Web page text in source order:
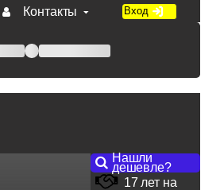
Контакты Вход
Нашли
дешевле?
17 лет на